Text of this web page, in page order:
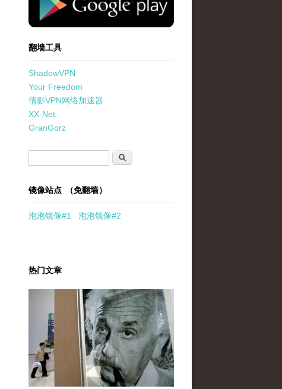
翻墙工具
ShadowVPN
Your Freedom
倩影VPN网络加速器
XX-Net
GranGorz
搜索
镜像站点 （免翻墙）
泡泡镜像#1 泡泡镜像#2
热门文章